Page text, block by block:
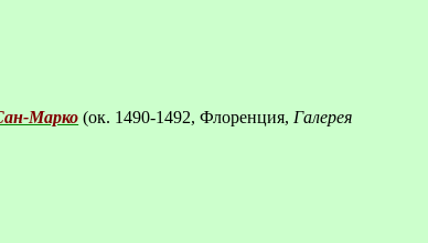
Марко (ок. 1490-1492, Флоренция, Галерея